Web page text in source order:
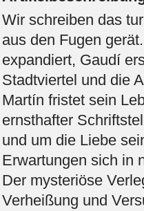
Wir schreiben das
aus den Fugen
expandiert, Gaudí
Stadtviertel und die
Martín fristet sein
ernsthafter
und um die Liebe
Erwartungen sich in
Der mysteriöse
Verheißung und